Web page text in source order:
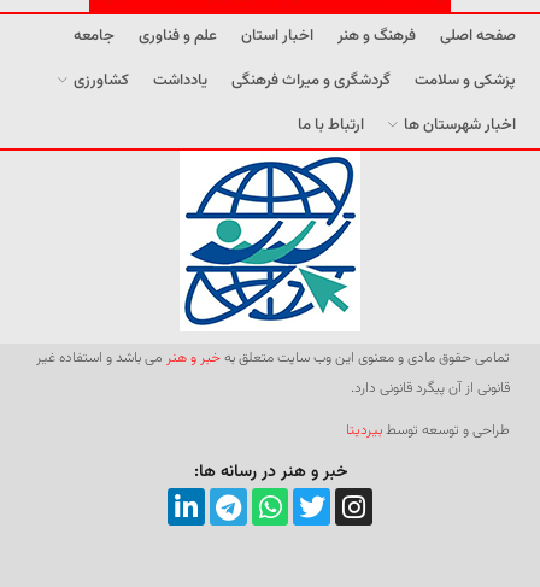
صفحه اصلی فرهنگ و هنر اخبار استان علم و فناوری
جامعه
پزشکی و سلامت
گردشگری و میراث فرهنگی یادداشت
کشاورزی
اخبار شهرستان ها
ارتباط با ما
تمامی حقوق مادی و معنوی این وب سایت متعلق بهخبر و هنر می باشد و استفاده غیر
قانونی از آن پیگرد قانونی دارد.
طراحی و توسعه توسطبیردیتا
خبر و هنر در رسانه ها: